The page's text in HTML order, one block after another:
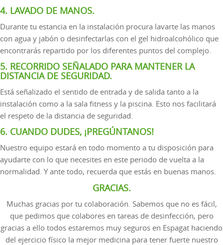
4. LAVADO DE MANOS.
Durante tu estancia en la instalación procura lavarte las manos
con agua y jabón o desinfectarlas con el gel hidroalcohólico que
encontrarás repartido por los diferentes puntos del complejo.
5. RECORRIDO SEÑALADO PARA MANTENER LA
DISTANCIA DE SEGURIDAD.
Está señalizado el sentido de entrada y de salida tanto a la
instalación como a la sala fitness y la piscina. Esto nos facilitará
el respeto de la distancia de seguridad.
6. CUANDO DUDES, ¡PREGÚNTANOS!
Nuestro equipo estará en todo momento a tu disposición para
ayudarte con lo que necesites en este periodo de vuelta a la
normalidad. Y ante todo, recuerda que estás en buenas manos.
GRACIAS.
Muchas gracias por tu colaboración. Sabemos que no es fácil,
que pedimos que colabores en tareas de desinfección, pero
gracias a ello todos estaremos muy seguros en Espagat haciendo
del ejercicio físico la mejor medicina para tener fuerte nuestro